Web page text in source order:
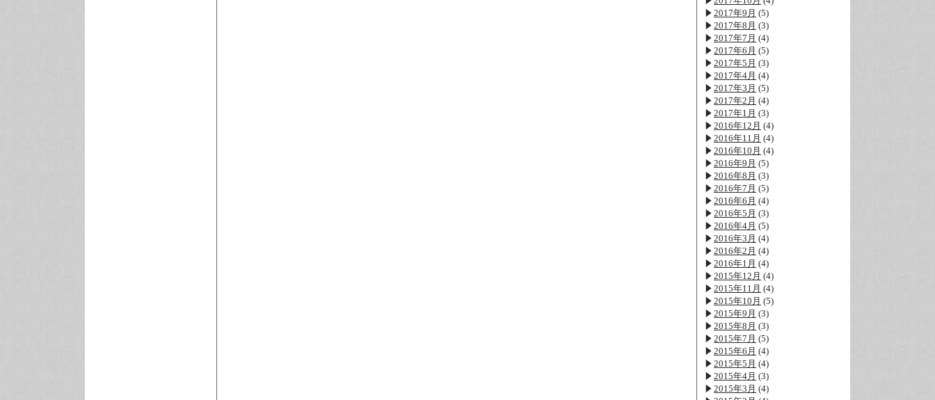
2017年9月 (5)
2017年8月 (3)
2017年7月 (4)
2017年6月 (5)
2017年5月 (3)
2017年4月 (4)
2017年3月 (5)
2017年2月 (4)
2017年1月 (3)
2016年12月 (4)
2016年11月 (4)
2016年10月 (4)
2016年9月 (5)
2016年8月 (3)
2016年7月 (5)
2016年6月 (4)
2016年5月 (3)
2016年4月 (5)
2016年3月 (4)
2016年2月 (4)
2016年1月 (4)
2015年12月 (4)
2015年11月 (4)
2015年10月 (5)
2015年9月 (3)
2015年8月 (3)
2015年7月 (5)
2015年6月 (4)
2015年5月 (4)
2015年4月 (3)
2015年3月 (4)